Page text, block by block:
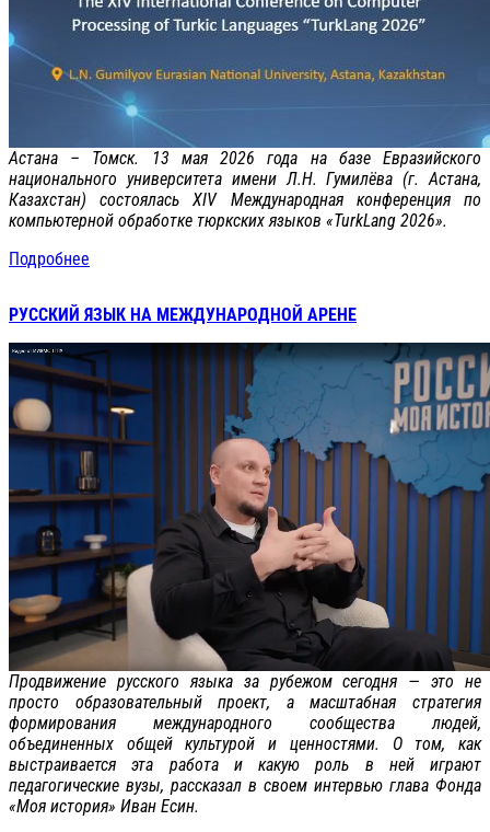
Астана – Томск. 13 мая 2026 года на базе Евразийского
национального университета имени Л.Н. Гумилёва (г. Астана,
Казахстан) состоялась ХIV Международная конференция по
компьютерной обработке тюркских языков «TurkLang 2026».
Подробнее
РУССКИЙ ЯЗЫК НА МЕЖДУНАРОДНОЙ АРЕНЕ
Продвижение русского языка за рубежом сегодня — это не
просто образовательный проект, а масштабная стратегия
формирования международного сообщества людей,
объединенных общей культурой и ценностями. О том, как
выстраивается эта работа и какую роль в ней играют
педагогические вузы, рассказал в своем интервью глава Фонда
«Моя история» Иван Есин.